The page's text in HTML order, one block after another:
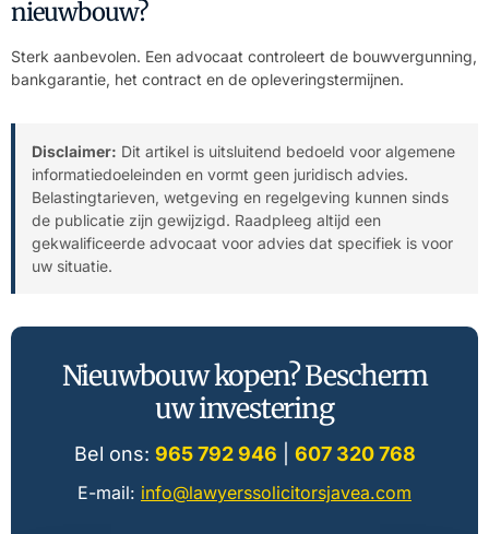
nieuwbouw?
Sterk aanbevolen. Een advocaat controleert de bouwvergunning,
bankgarantie, het contract en de opleveringstermijnen.
Disclaimer: Dit artikel is uitsluitend bedoeld voor algemene
informatiedoeleinden en vormt geen juridisch advies.
Belastingtarieven, wetgeving en regelgeving kunnen sinds
de publicatie zijn gewijzigd. Raadpleeg altijd een
gekwalificeerde advocaat voor advies dat specifiek is voor
uw situatie.
Nieuwbouw kopen? Bescherm
uw investering
Bel ons: 965 792 946 607 320 768
E-mail: info@lawyerssolicitorsjavea.com